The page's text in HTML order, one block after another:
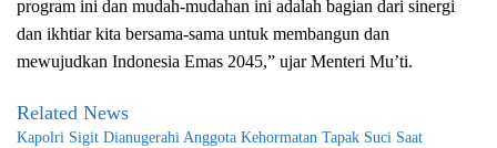
program ini dan mudah-mudahan ini adalah bagian dari sinergi
dan ikhtiar kita bersama-sama untuk membangun dan
mewujudkan Indonesia Emas 2045,” ujar Menteri Mu’ti.
Related News
Kapolri Sigit Dianugerahi Anggota Kehormatan Tapak Suci Saat